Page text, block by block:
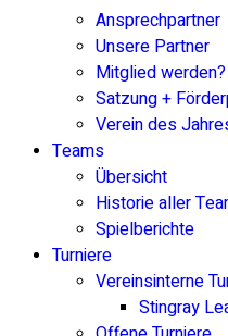
Ansprechpartner
Unsere Partner
Mitglied werden?
Satzung +
Verein des
Teams
Übersicht
Historie aller
Spielberichte
Turniere
Vereinsinterne
Stingray